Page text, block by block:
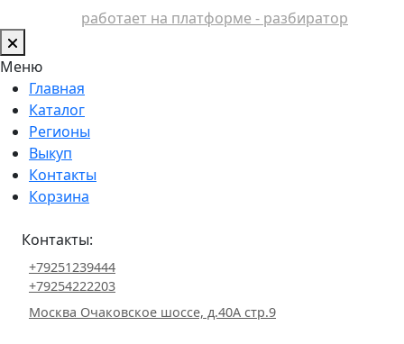
работает на платформе - разбиратор
Меню
Главная
Каталог
Регионы
Выкуп
Контакты
Корзина
Контакты:
+79251239444
+79254222203
Москва Очаковское шоссе, д.40А стр.9